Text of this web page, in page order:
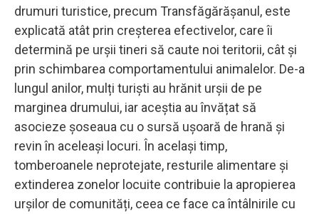
drumuri turistice, precum Transfăgărășanul, este
explicată atât prin creșterea efectivelor, care îi
determină pe urșii tineri să caute noi teritorii, cât și
prin schimbarea comportamentului animalelor. De-a
lungul anilor, mulți turiști au hrănit urșii de pe
marginea drumului, iar aceștia au învățat să
asocieze șoseaua cu o sursă ușoară de hrană și
revin în aceleași locuri. În același timp,
tomberoanele neprotejate, resturile alimentare și
extinderea zonelor locuite contribuie la apropierea
urșilor de comunități, ceea ce face ca întâlnirile cu